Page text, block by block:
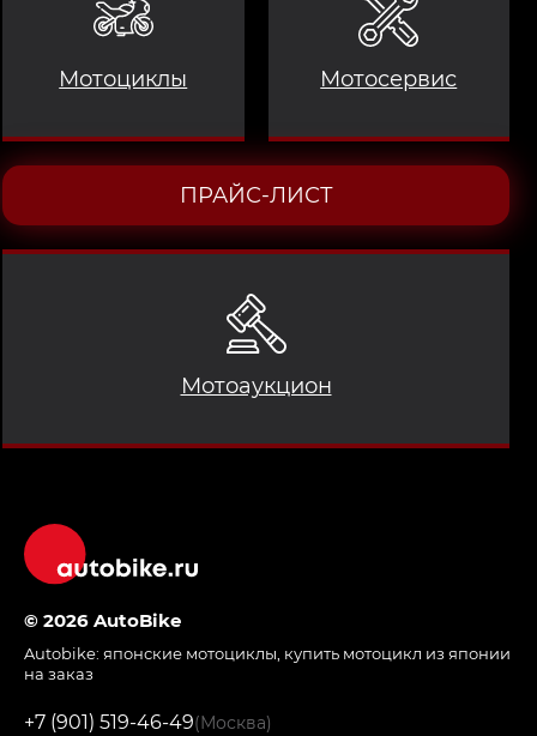
Мотоциклы
Мотоаукцион
Мотосервис
ПРАЙС-ЛИСТ
© 2026 AutoBike
Autobike: японские мотоциклы купить мотоцикл из японии
на заказ
+7 (901) 519-46-49(Москва)